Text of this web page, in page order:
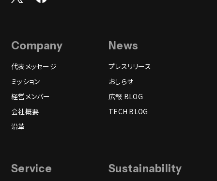
Company
代表メッセージ
ミッション
経営メンバー
会社概要
沿革
News
プレスリリース
おしらせ
広報 BLOG
TECH BLOG
Service Sustainability